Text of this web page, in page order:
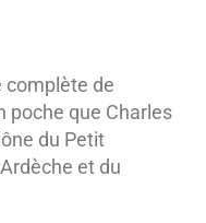
complète de
poche que Charles
du Petit
et du